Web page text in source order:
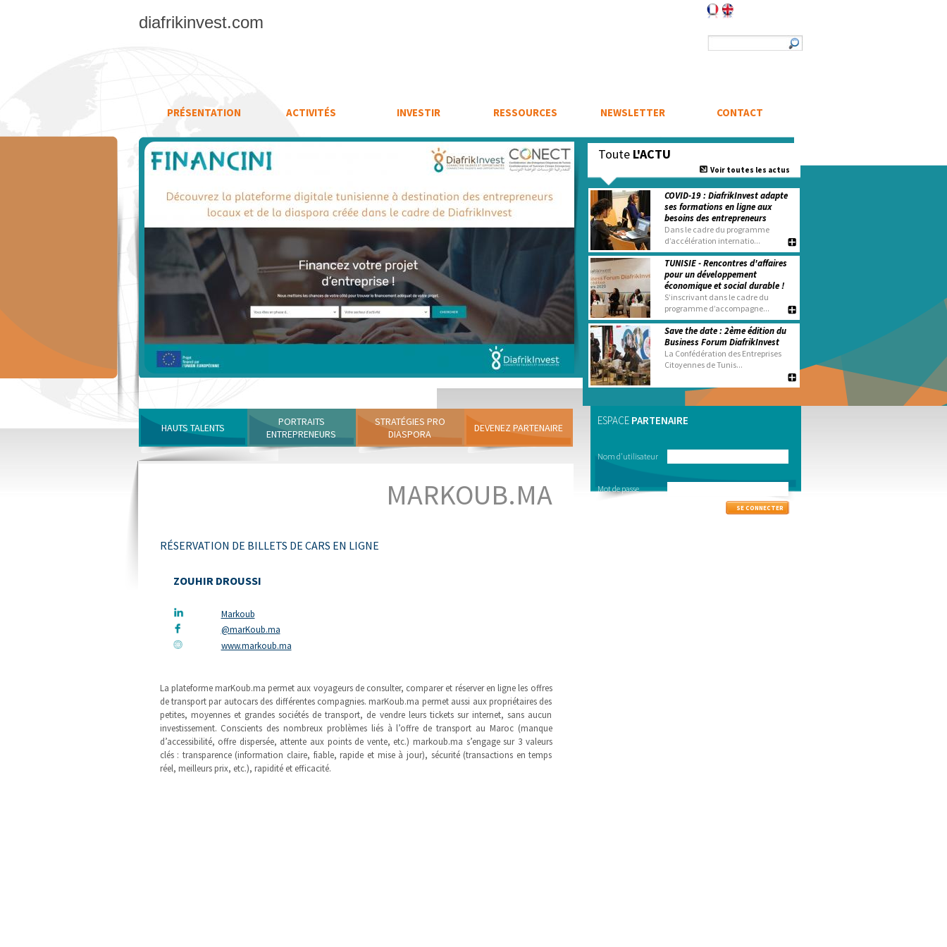
diafrikinvest.com Formulaire de recherche
Rechercher
PRÉSENTATION ACTIVITÉS INVESTIR RESSOURCES NEWSLETTER CONTACT
Toute L'ACTU
Voir toutes les actus
COVID-19 : DiafrikInvest adapte
ses formations en ligne aux
besoins des entrepreneurs
Dans le cadre du programme
d’accélération internatio...
TUNISIE - Rencontres d'affaires
pour un développement
économique et social durable !
S’inscrivant dans le cadre du
programme d’accompagne...
Save the date : 2ème édition du
Business Forum DiafrikInvest
La Confédération des Entreprises
Citoyennes de Tunis...
HAUTS TALENTS
PORTRAITS
ENTREPRENEURS
STRATÉGIES PRO
DIASPORA
DEVENEZ PARTENAIRE
MARKOUB.MA
RÉSERVATION DE BILLETS DE CARS EN LIGNE
ZOUHIR DROUSSI
Markoub
@marKoub.ma
www.markoub.ma
La plateforme marKoub.ma permet aux voyageurs de consulter, comparer et réserver en ligne les offres
de transport par autocars des différentes compagnies. marKoub.ma permet aussi aux propriétaires des
petites, moyennes et grandes sociétés de transport, de vendre leurs tickets sur internet, sans aucun
investissement. Conscients des nombreux problèmes liés à l’offre de transport au Maroc (manque
d’accessibilité, offre dispersée, attente aux points de vente, etc.) markoub.ma s’engage sur 3 valeurs
clés : transparence (information claire, fiable, rapide et mise à jour), sécurité (transactions en temps
réel, meilleurs prix, etc.), rapidité et efficacité.
ESPACE PARTENAIRE
Nom d'utilisateur
Mot de passe